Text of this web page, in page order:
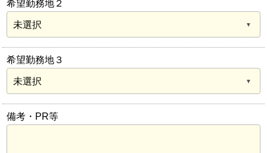
希望勤務地２
希望勤務地３
備考・PR等